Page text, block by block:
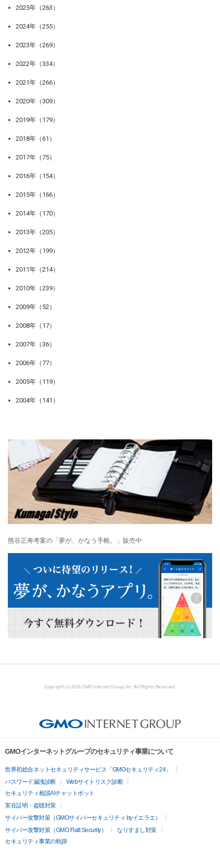
2025年（263）
2024年（255）
2023年（269）
2022年（334）
2021年（266）
2020年（309）
2019年（179）
2018年（61）
2017年（75）
2016年（154）
2015年（166）
2014年（170）
2013年（205）
2012年（199）
2011年（214）
2010年（239）
2009年（52）
2008年（17）
2007年（36）
2006年（77）
2005年（119）
2004年（141）
熊谷正寿考案の「夢が、かなう手帳。」販売中
Copyright (c) 2026 GMO Internet Group, Inc. All Rights Reserved.
GMOインターネットグループのセキュリティ事業について
世界初総合ネットセキュリティサービス「GMOセキュリティ24」
パスワード漏洩診断
Webサイトリスク診断
セキュリティ相談AIチャットボット
実在証明・盗聴対策
サイバー攻撃対策（GMOサイバーセキュリティ byイエラエ）
サイバー攻撃対策（GMO Flatt Security）
なりすまし対策
セキュリティ事業の軌跡